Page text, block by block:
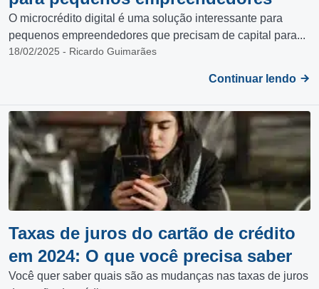
O microcrédito digital é uma solução interessante para
pequenos empreendedores que precisam de capital para...
18/02/2025 - Ricardo Guimarães
Continuar lendo
Taxas de juros do cartão de crédito
em 2024: O que você precisa saber
Você quer saber quais são as mudanças nas taxas de juros